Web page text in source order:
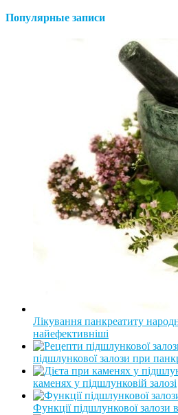
Популярные записи
Лікування панкреатиту
найефективніші
підшлункової залози при
каменях у підшлунковій залозі
Функції підшлункової залози